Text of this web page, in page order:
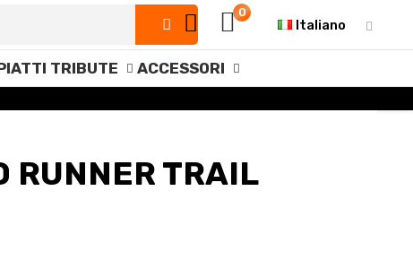
0
Italiano
TRIBUTE ACCESSORI
RUNNER TRAIL